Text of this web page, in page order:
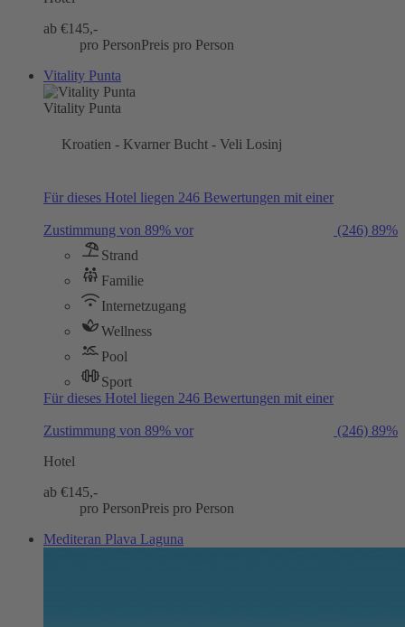
ab €145,-
pro PersonPreis pro Person
Vitality Punta
Vitality Punta
Kroatien - Kvarner Bucht - Veli Losinj
Für dieses Hotel liegen 246 Bewertungen mit einer
Zustimmung von 89% vor (246) 89%
Strand
Familie
Internetzugang
Wellness
Pool
Sport
Für dieses Hotel liegen 246 Bewertungen mit einer
Zustimmung von 89% vor (246) 89%
Hotel
ab €145,-
pro PersonPreis pro Person
Mediteran Plava Laguna